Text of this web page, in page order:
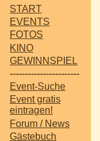
START
EVENTS
FOTOS
KINO
GEWINNSPIEL
-----------------------
Event-Suche
Event gratis
eintragen!
Forum / News
Gästebuch